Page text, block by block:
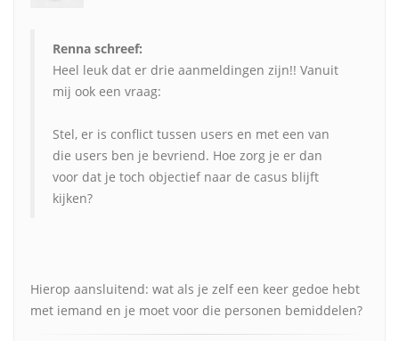
Renna schreef:
Heel leuk dat er drie aanmeldingen zijn!! Vanuit
mij ook een vraag:
Stel, er is conflict tussen users en met een van
die users ben je bevriend. Hoe zorg je er dan
voor dat je toch objectief naar de casus blijft
kijken?
Hierop aansluitend: wat als je zelf een keer gedoe hebt
met iemand en je moet voor die personen bemiddelen?